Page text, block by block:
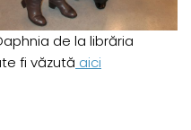
de la librăria
fi văzută aici